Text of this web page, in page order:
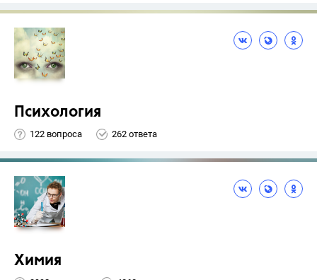
Психология
122 вопроса 262 ответа
Химия